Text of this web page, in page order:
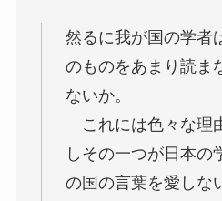
然るに我が国の学者
のものをあまり読ま
ないか。
これには色々な理
しその一つが日本の
の国の言葉を愛しな